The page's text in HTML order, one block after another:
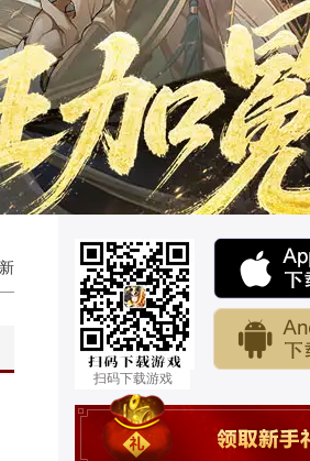
扫码下载游戏